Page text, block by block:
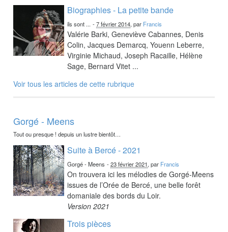
Biographies - La petite bande
ils sont ... -7 février 2014, par Francis
Valérie Barki, Geneviève Cabannes, Denis
Colin, Jacques Demarcq, Youenn Leberre,
Virginie Michaud, Joseph Racaille, Hélène
Sage, Bernard Vitet ...
Voir tous les articles de cette rubrique
Gorgé - Meens
Tout ou presque ! depuis un lustre bientôt…
Suite à Bercé - 2021
Gorgé - Meens -23 février 2021, par Francis
On trouvera ici les mélodies de Gorgé-Meens
issues de l’Orée de Bercé, une belle forêt
domaniale des bords du Loir.
Version 2021
Trois pièces